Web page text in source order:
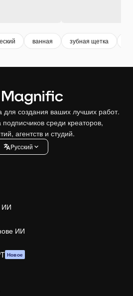
ванная зубная щетка
создания ваших лучших работ.
среди креаторов,
агентств и студий.
Pусский
ИИ
ИИ
Новое